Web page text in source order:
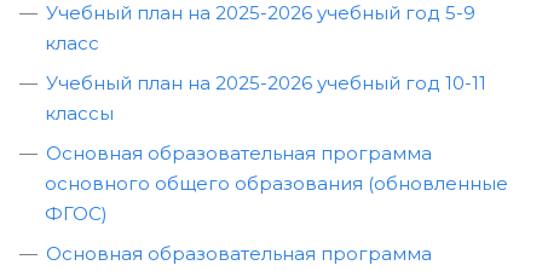
Учебный план на 2025-2026 учебный год 5-9
класc
Учебный план на 2025-2026 учебный год 10-11
классы
Основная образовательная программа
основного общего образования (обновленные
ФГОС)
Основная образовательная программа